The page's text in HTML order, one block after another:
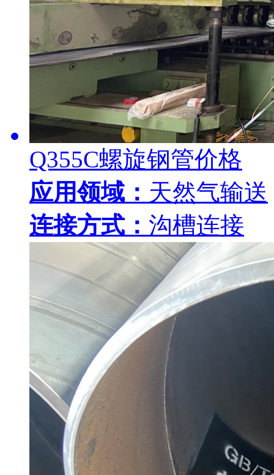
Q355C螺旋钢管价格
应用领域： 天然气输送
连接方式： 沟槽连接